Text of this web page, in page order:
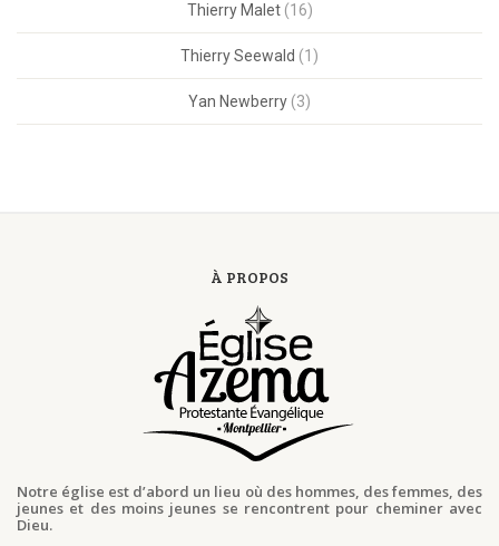
Thierry Malet(16)
Thierry Seewald (1)
Yan Newberry (3)
À PROPOS
Notre église est d’abord un lieu où des hommes, des femmes, des
jeunes et des moins jeunes se rencontrent pour cheminer avec
Dieu.